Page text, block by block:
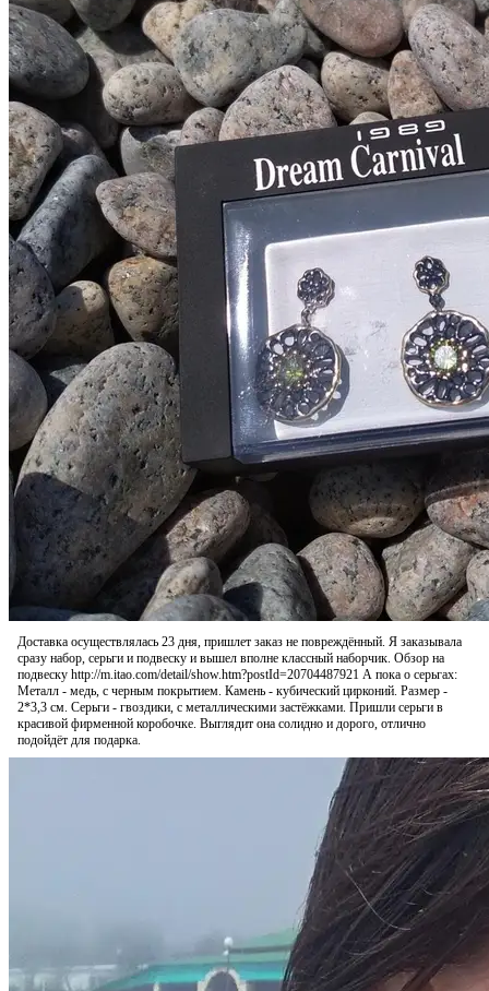
Доставка осуществлялась 23 дня, пришлет заказ не повреждённый. Я заказывала
сразу набор, серьги и подвеску и вышел вполне классный наборчик. Обзор на
подвеску http://m.itao.com/detail/show.htm?postId=20704487921 А пока о серьгах:
Металл - медь, с черным покрытием. Камень - кубический цирконий. Размер -
2*3,3 см. Серьги - гвоздики, с металлическими застёжками. Пришли серьги в
красивой фирменной коробочке. Выглядит она солидно и дорого, отлично
подойдёт для подарка.